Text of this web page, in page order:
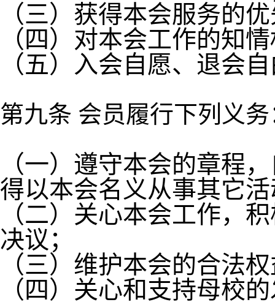
（三）获得本会服务的
（四）对本会工作的知
（五）入会自愿、退会
第九条 会员履行下列义务
（一）遵守本会的章程
得以本会名义从事其它
（二）关心本会工作，
决议；
（三）维护本会的合法
（四）关心和支持母校